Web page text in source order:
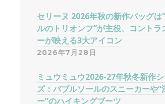
セリーヌ 2026年秋の新作バッグは
ルのトリオンフ”が主役、コントラ
ーが映える3大アイコン
2026年7月28日
ミュウミュウ2026-27年秋冬新作
ズ：バブルソールのスニーカーや“
ー”のハイキングブーツ